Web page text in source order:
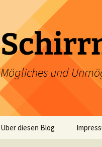
Mögliches und
Über diesen Blog